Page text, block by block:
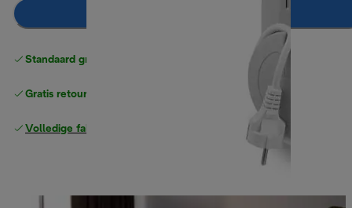
Standaard gratis verzending
Gratis retourneren
Volledige fabrieksgarantie